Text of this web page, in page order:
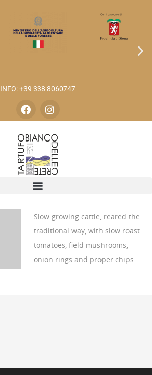
INFO: +39 338 8060747
Slow growing cattle, reared the
traditional way, with slow roast
tomatoes, field mushrooms,
onion rings and proper chips